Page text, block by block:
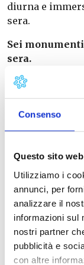
Consenso
Questo sito
Utilizziamo i
annunci, per
analizzare il
informazioni sul
nostri partner
pubblicità e
con altre
diurna e
sera.
Sei
sera.
La Piazza
biglietto
conveniente in
giorno: chi
Camposanto e
Torre
possibili già
Info:050